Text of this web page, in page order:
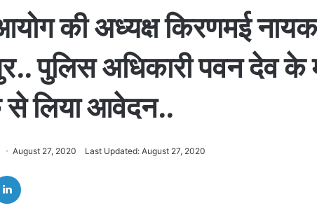
की अध्यक्ष किरणमई
पुलिस अधिकारी पवन देव के
लिया आवेदन..
August 27, 2020 Last Updated: August 27, 2020